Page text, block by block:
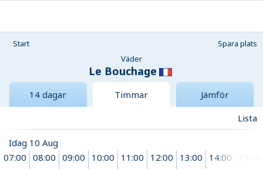
Start
Spara plats
Väder
Le Bouchage
14 dagar Timmar
Jämför
Lista
Idag 10 Aug
07:00 08:00 09:00 10:00 11:00 12:00 13:00 14:00